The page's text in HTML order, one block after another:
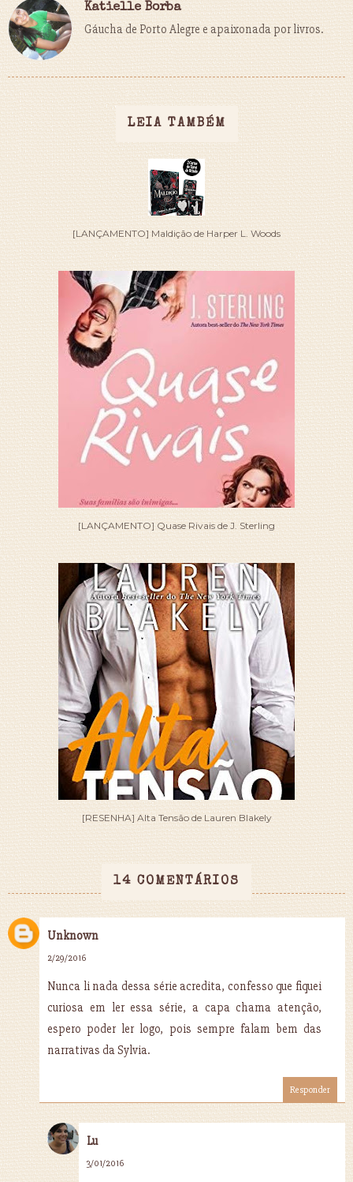
Katielle Borba
Gáucha de Porto Alegre e apaixonada por livros.
LEIA TAMBÉM
[LANÇAMENTO] Maldição de Harper L. Woods
[LANÇAMENTO] Quase Rivais de J. Sterling
[RESENHA] Alta Tensão de Lauren Blakely
14 COMENTÁRIOS
Unknown
2/29/2016
Nunca li nada dessa série acredita, confesso que fiquei
curiosa em ler essa série, a capa chama atenção,
espero poder ler logo, pois sempre falam bem das
narrativas da Sylvia.
Responder
Lu
3/01/2016